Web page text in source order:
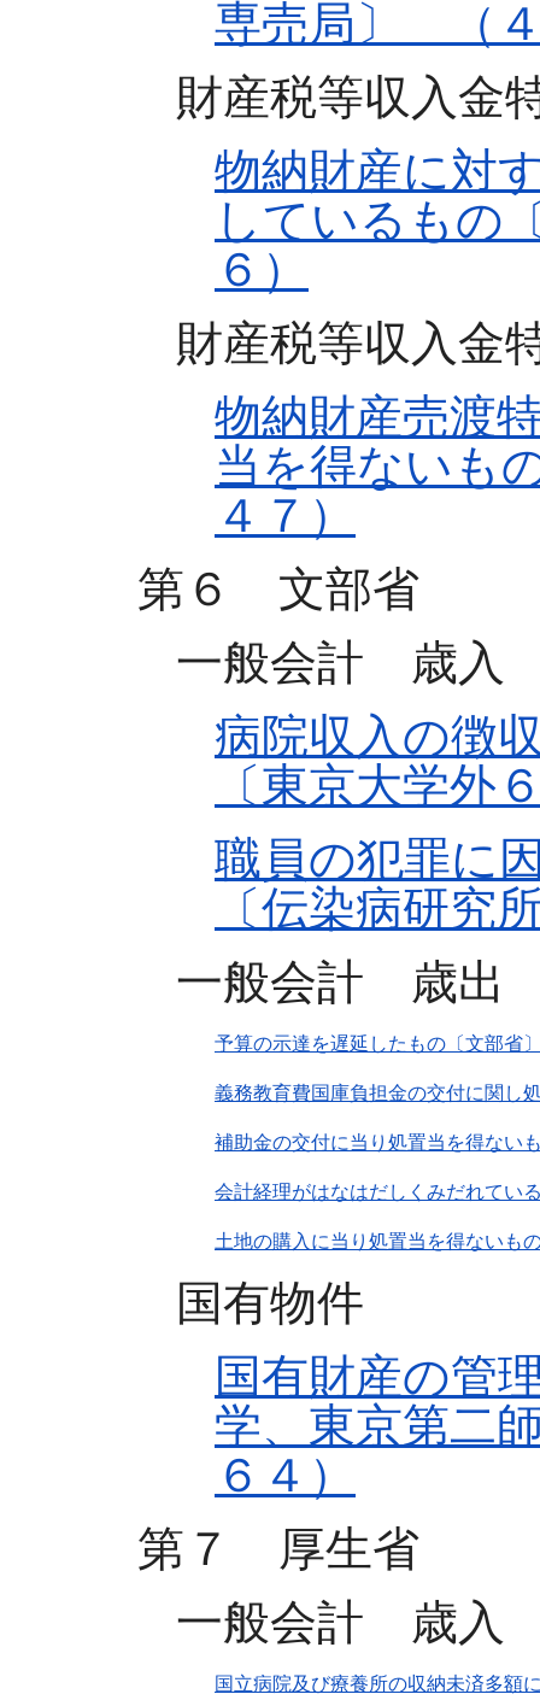
専売局〕 （
財産税等収入
物納財産に対
しているもの
６）
財産税等収入
物納財産売渡
当を得ないも
４７）
第６ 文部省
一般会計 歳入
病院収入の徴
〔東京大学
職員の犯罪に
〔伝染病研
一般会計 歳出
予算の示達を遅延したもの〔文部省
義務教育費国庫負担金の交付に関
補助金の交付に当り処置当を得ない
会計経理がはなはだしくみだれて
土地の購入に当り処置当を得ない
国有物件
国有財産の管
学、東京第二
６４）
第７ 厚生省
一般会計 歳入
国立病院及び療養所の収納未済多